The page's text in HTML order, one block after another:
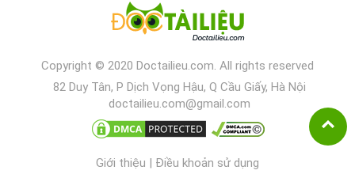
Copyright © 2020 Doctailieu.com. All rights reserved
82 Duy Tân, P Dịch Vọng Hậu, Q Cầu Giấy, Hà Nội
doctailieu.com@gmail.com
Giới thiệu | Điều khoản sử dụng